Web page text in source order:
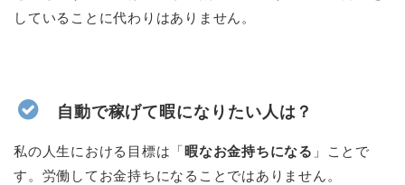
していることに代わりはありません。
自動で稼げて暇になりたい人は？
私の人生における目標は「暇なお金持ちになる 」ことで
す。労働してお金持ちになることではありません。